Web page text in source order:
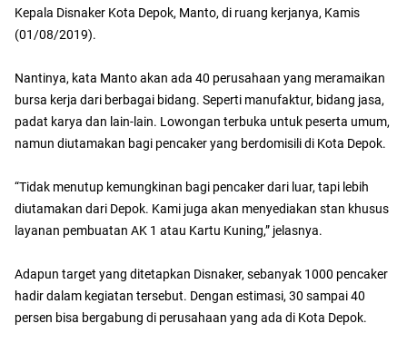
Kepala Disnaker Kota Depok, Manto, di ruang kerjanya, Kamis
(01/08/2019).
Nantinya, kata Manto akan ada 40 perusahaan yang meramaikan
bursa kerja dari berbagai bidang. Seperti manufaktur, bidang jasa,
padat karya dan lain-lain. Lowongan terbuka untuk peserta umum,
namun diutamakan bagi pencaker yang berdomisili di Kota Depok.
“Tidak menutup kemungkinan bagi pencaker dari luar, tapi lebih
diutamakan dari Depok. Kami juga akan menyediakan stan khusus
layanan pembuatan AK 1 atau Kartu Kuning,” jelasnya.
Adapun target yang ditetapkan Disnaker, sebanyak 1000 pencaker
hadir dalam kegiatan tersebut. Dengan estimasi, 30 sampai 40
persen bisa bergabung di perusahaan yang ada di Kota Depok.